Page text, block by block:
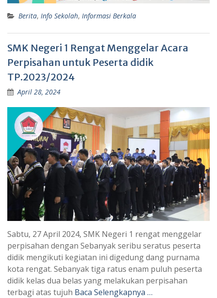
Berita, Info Sekolah, Informasi Berkala
SMK Negeri 1 Rengat Menggelar Acara
Perpisahan untuk Peserta didik
TP.2023/2024
April 28, 2024
Sabtu, 27 April 2024, SMK Negeri 1 rengat menggelar
perpisahan dengan Sebanyak seribu seratus peserta
didik mengikuti kegiatan ini digedung dang purnama
kota rengat. Sebanyak tiga ratus enam puluh peserta
didik kelas dua belas yang melakukan perpisahan
terbagi atas tujuh Baca Selengkapnya …